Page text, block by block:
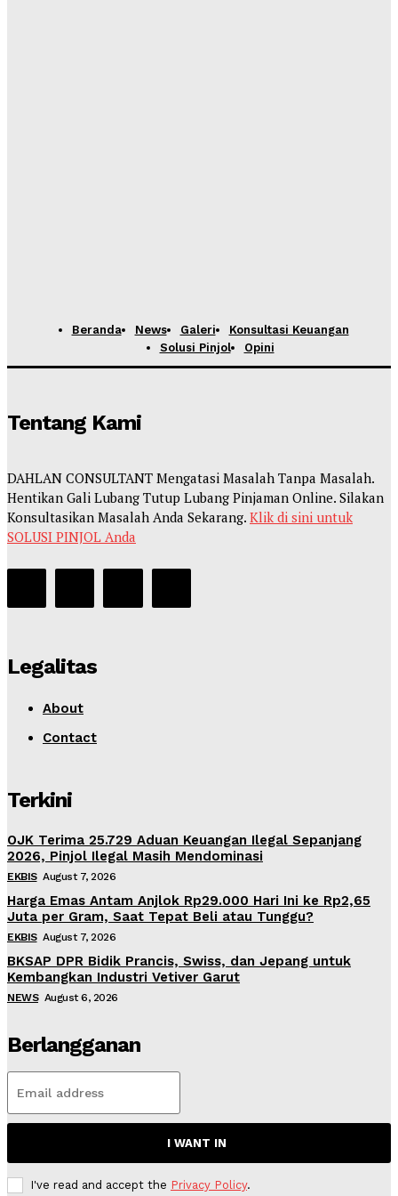
Beranda News Galeri
Konsultasi Keuangan
Solusi Pinjol
Opini
Tentang Kami
DAHLAN CONSULTANT Mengatasi Masalah Tanpa Masalah.
Hentikan Gali Lubang Tutup Lubang Pinjaman Online. Silakan
Konsultasikan Masalah Anda Sekarang. Klik di sini untuk
SOLUSI PINJOL Anda
Legalitas
About
Contact
Terkini
OJK Terima 25.729 Aduan Keuangan Ilegal Sepanjang
2026, Pinjol Ilegal Masih Mendominasi
EKBIS August 7, 2026
Harga Emas Antam Anjlok Rp29.000 Hari Ini ke Rp2,65
Juta per Gram, Saat Tepat Beli atau Tunggu?
EKBIS August 7, 2026
BKSAP DPR Bidik Prancis, Swiss, dan Jepang untuk
Kembangkan Industri Vetiver Garut
NEWS August 6, 2026
Berlangganan
I WANT IN
I've read and accept the Privacy Policy.